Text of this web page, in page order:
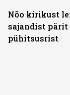
Nõo kirikust
sajandist pärit
pühitsusrist